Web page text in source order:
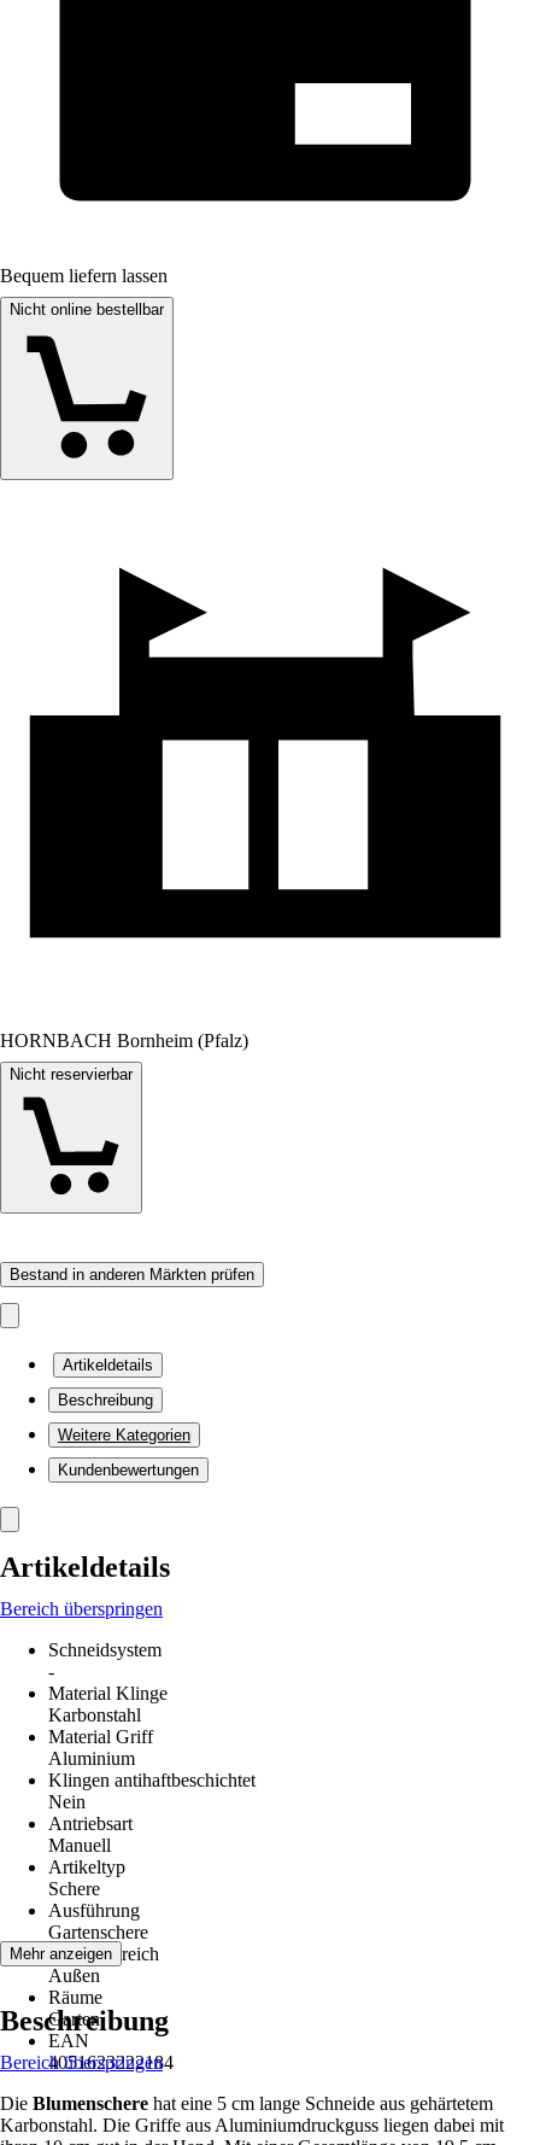
Bequem liefern lassen
Nicht online bestellbar
HORNBACH Bornheim (Pfalz)
Nicht reservierbar
Bestand in anderen Märkten prüfen
Artikeldetails
Beschreibung
Weitere Kategorien
Kundenbewertungen
Artikeldetails
Bereich überspringen
Schneidsystem
-
Material Klinge
Karbonstahl
Material Griff
Aluminium
Klingen antihaftbeschichtet
Nein
Antriebsart
Manuell
Artikeltyp
Schere
Ausführung
Gartenschere
Einsatzbereich
Außen
Räume
Garten
EAN
4051623222184
Mehr anzeigen
Beschreibung
Bereich überspringen
Die Blumenschere hat eine 5 cm lange Schneide aus gehärtetem
Karbonstahl. Die Griffe aus Aluminiumdruckguss liegen dabei mit